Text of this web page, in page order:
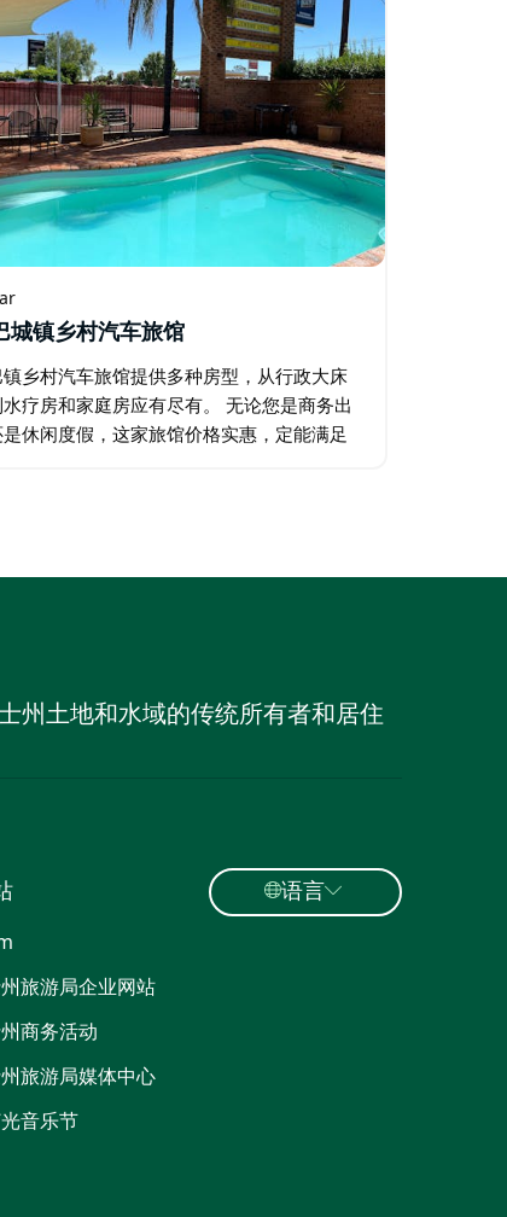
城镇乡村汽车旅馆
乡村汽车旅馆提供多种房型，从行政大床
水疗房和家庭房应有尽有。 无论您是商务出
休闲度假，这家旅馆价格实惠，定能满足
州土地和水域的传统所有者和居住
旅游局企业网站
商务活动
旅游局媒体中心
音乐节
语言